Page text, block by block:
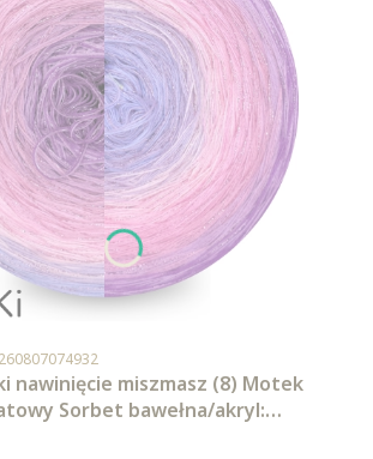
nawinięcie miszmasz (8) Motek
Sorbet bawełna/akryl:
fiolet/ jasny róż/ landrynkowy